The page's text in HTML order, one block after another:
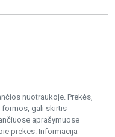
nuotraukoje. Prekės,
formos, gali skirtis
aprašymuose
prekes. Informacija